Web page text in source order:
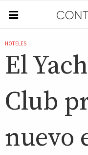
HOTELES
El
Club
nuevo